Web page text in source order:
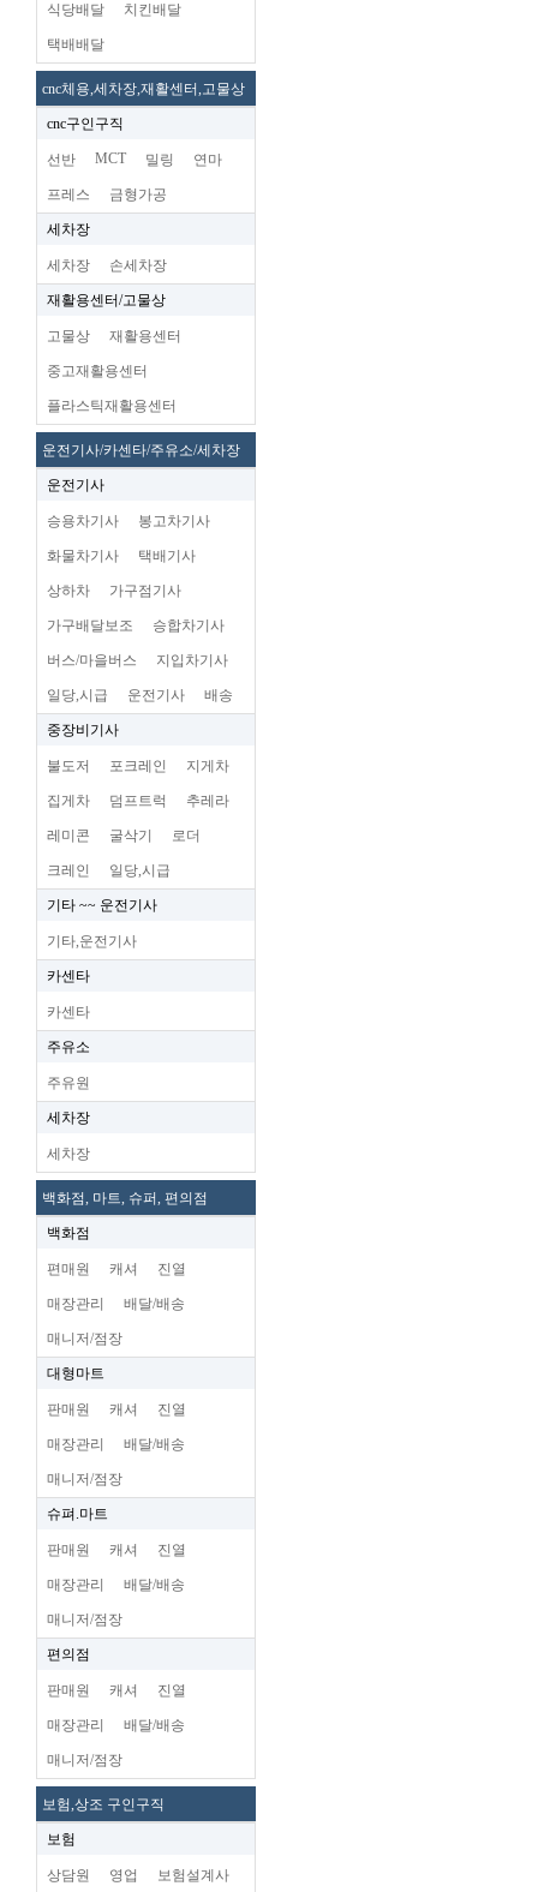
식당배달 치킨배달
택배배달
cnc체용,세차장,재활센터,고물상
cnc구인구직
선반 MCT 밀링 연마
프레스 금형가공
세차장
세차장 손세차장
재활용센터/고물상
고물상 재활용센터
중고재활용센터
플라스틱재활용센터
운전기사/카센타/주유소/세차장
운전기사
승용차기사 봉고차기사
화물차기사 택배기사
상하차 가구점기사
가구배달보조 승합차기사
버스/마을버스 지입차기사
일당,시급 운전기사 배송
중장비기사
불도저 포크레인 지게차
집게차 덤프트럭 추레라
레미콘 굴삭기 로더
크레인 일당,시급
기타 ~~ 운전기사
기타,운전기사
카센타
카센타
주유소
주유원
세차장
세차장
백화점, 마트, 슈퍼, 편의점
백화점
편매원 캐셔 진열
매장관리 배달/배송
매니저/점장
대형마트
판매원 캐셔 진열
매장관리 배달/배송
매니저/점장
슈펴.마트
판매원 캐셔 진열
매장관리 배달/배송
매니저/점장
편의점
판매원 캐셔 진열
매장관리 배달/배송
매니저/점장
보험,상조 구인구직
보험
상담원 영업 보험설계사